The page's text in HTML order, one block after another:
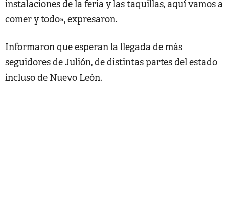
instalaciones de la feria y las taquillas, aquí vamos a
comer y todo», expresaron.
Informaron que esperan la llegada de más
seguidores de Julión, de distintas partes del estado
incluso de Nuevo León.